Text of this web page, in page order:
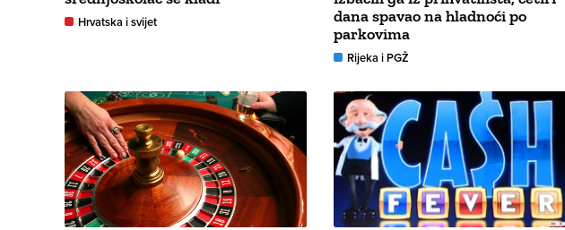
Hrvatska i svijet
dana spavao na hladnoći po
parkovima
Rijeka i PGŽ